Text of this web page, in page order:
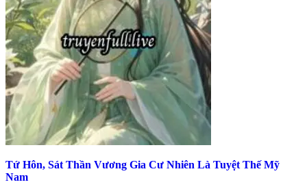
Tứ Hôn, Sát Thần Vương Gia Cư Nhiên Là Tuyệt Thế Mỹ
Nam